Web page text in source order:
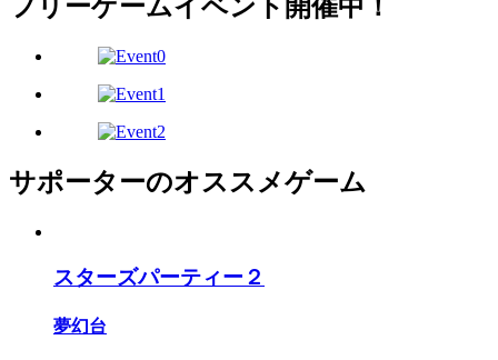
フリーゲームイベント開催中！
サポーターのオススメゲーム
スターズパーティー２
夢幻台